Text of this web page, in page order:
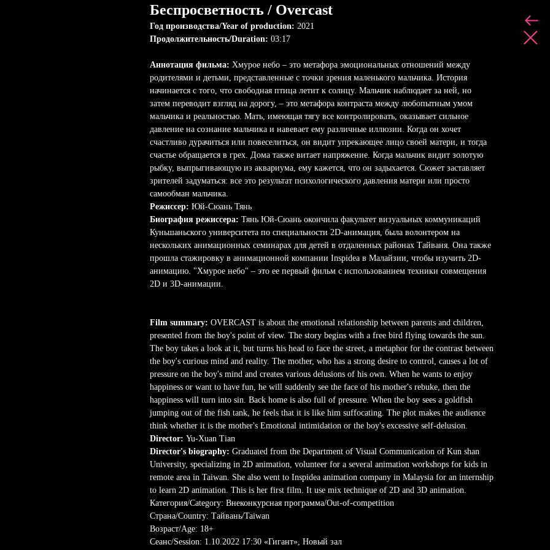
Беспросветность / Overcast
Год производства/Year of production: 2021
Продолжительность/Duration: 03:17
Аннотация фильма: Хмурое небо – это метафора эмоциональных отношений между
родителями и детьми, представленные с точки зрения маленького мальчика. История
начинается с того, что свободная птица летит к солнцу. Мальчик наблюдает за ней, но
затем переводит взгляд на дорогу, – это метафора контраста между любопытным умом
мальчика и реальностью. Мать, имеющая тягу все контролировать, оказывает сильное
давление на сознание мальчика и навевает ему различные иллюзии. Когда он хочет
счастливо дурачиться или повеселиться, он видит упрекающее лицо своей матери, и тогда
счастье обращается в грех. Дома также витает напряжение. Когда мальчик видит золотую
рыбку, выпрыгивающую из аквариума, ему кажется, что он задыхается. Сюжет заставляет
зрителей задуматься: все это результат психологического давления матери или просто
самообман мальчика.
Режиссер: Юй-Сюань Тянь
Биография режиссера: Тянь Юй-Сюань окончила факультет визуальных коммуникаций
Куньшаньского университета по специальности 2D-анимация, была волонтером на
нескольких анимационных семинарах для детей в отдаленных районах Тайваня. Она также
прошла стажировку в анимационной компании Inspidea в Малайзии, чтобы изучить 2D-
анимацию. "Хмурое небо" – это ее первый фильм с использованием техники совмещения
2D и 3D-анимации.
Film summary: OVERCAST is about the emotional relationship between parents and children,
presented from the boy's point of view. The story begins with a free bird flying towards the sun.
The boy takes a look at it, but turns his head to face the street, a metaphor for the contrast between
the boy's curious mind and reality. The mother, who has a strong desire to control, causes a lot of
pressure on the boy's mind and creates various delusions of his own. When he wants to enjoy
happiness or want to have fun, he will suddenly see the face of his mother's rebuke, then the
happiness will turn into sin. Back home is also full of pressure. When the boy sees a goldfish
jumping out of the fish tank, he feels that it is like him suffocating. The plot makes the audience
think whether it is the mother's Emotional intimidation or the boy's excessive self-delusion.
Director: Yu-Xuan Tian
Director's biography: Graduated from the Department of Visual Communication of Kun shan
University, specializing in 2D animation, volunteer for a several animation workshops for kids in
remote area in Taiwan. She also went to Inspidea animation company in Malaysia for an internship
to learn 2D animation. This is her first film. It use mix technique of 2D and 3D animation.
Категория/Category: Внеконкурсная программа/Out-of-competition
Страна/Country: Тайвань/Taiwan
Возраст/Age: 18+
Сеанс/Session: 1.10.2022 17:30 «Гигант», Новый зал